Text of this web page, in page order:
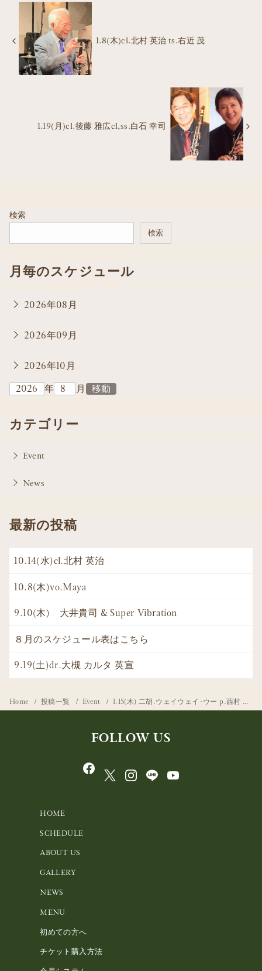
1.8(木)cl.北村 英治 ts.右近 茂
1.19(月)cl.後藤 雅広cl,ss.白石 幸司
検索
検索
月毎のスケジュール
2026年08月
2026年09月
2026年10月
年
月
カテゴリー
Event
News
最新の投稿
10.14(水)cl.北村 英治
10.8(木)vo.Maya
9.10(木) 大井貴司 & Super Vibration
８月のスケジュール表はこちら
9.19(土)dr.大槻 カルタ 英宣
Home 投稿一覧 Event 1.15(木) 二胡.ウェイウェイ･ウー p.西村 由紀江 cello.柏木 広樹
FOLLOW US
HOME
SCHEDULE
ABOUT US
GALLERY
NEWS
MENU
初めての方へ
チケット購入方法